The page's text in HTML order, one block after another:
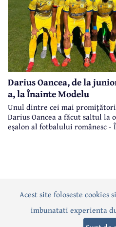
Darius Oancea, de la
a, la Înainte Modelu
Unul dintre cei mai
Darius Oancea a făcut saltul
eșalon al fotbalului românesc
ActualitatePoliticăSocial
Editorial Sport
Acest site foloseste
imbunatati experienta